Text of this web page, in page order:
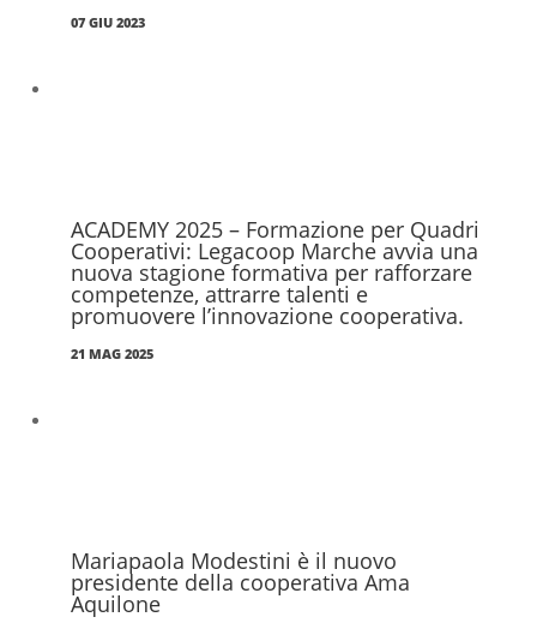
07 GIU 2023
ACADEMY 2025 – Formazione per Quadri
Cooperativi: Legacoop Marche avvia una
nuova stagione formativa per rafforzare
competenze, attrarre talenti e
promuovere l’innovazione cooperativa.
21 MAG 2025
Mariapaola Modestini è il nuovo
presidente della cooperativa Ama
Aquilone